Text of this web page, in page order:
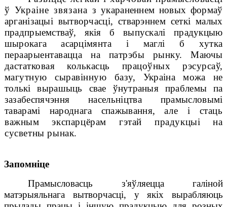
ў Украіне звязаназ укараненнем новых формаў
арганізацыі вытворчасці, стварэннем сеткі малых
прадпрыемстваў, якія б выпускалі прадукцыю
шырокага асарцімянта і маглі б хутка
пераарыентавацца на патрэбы рынку. Маючы
дастатковая колькасць працоўных рэсурсаў,
магутную сыравінную базу, Украіна можа не
толькі вырашыць свае ўнутраныя праблемы па
зазабеспячэння насельніцтва прамысловымі
таварамі народнага спажывання,але і стаць
важным экспарцёрам гэтай прадукцыі на
сусветны рынак.
Запомніце
Прамысловасць з'яўляецца галіной
матэрыяльнага вытворчасці, у якіх вырабляюць